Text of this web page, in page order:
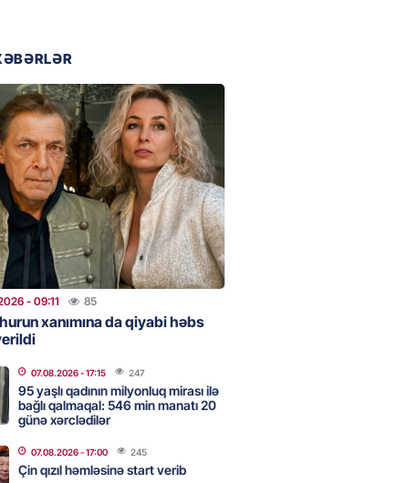
xanımına da qiyabi həbs
- 09:11 85
cərrahiyyə təhlükəsi:
Hospital”da sertifikatsız
359
tərəzi məntəqələrindən
ya yaşıl, vətəndaşa qırmızı
- 18:00 138
görə rüşvət alan vəzifəli
- 09:11 85
xanımına da qiyabi həbs
07.08.2026- 17:15 247
95 yaşlı qadının milyonluq mirası ilə
bağlı qalmaqal: 546 min manatı 20
günə xərclədilər
07.08.2026- 17:00 245
Çin qızıl həmləsinə start verib